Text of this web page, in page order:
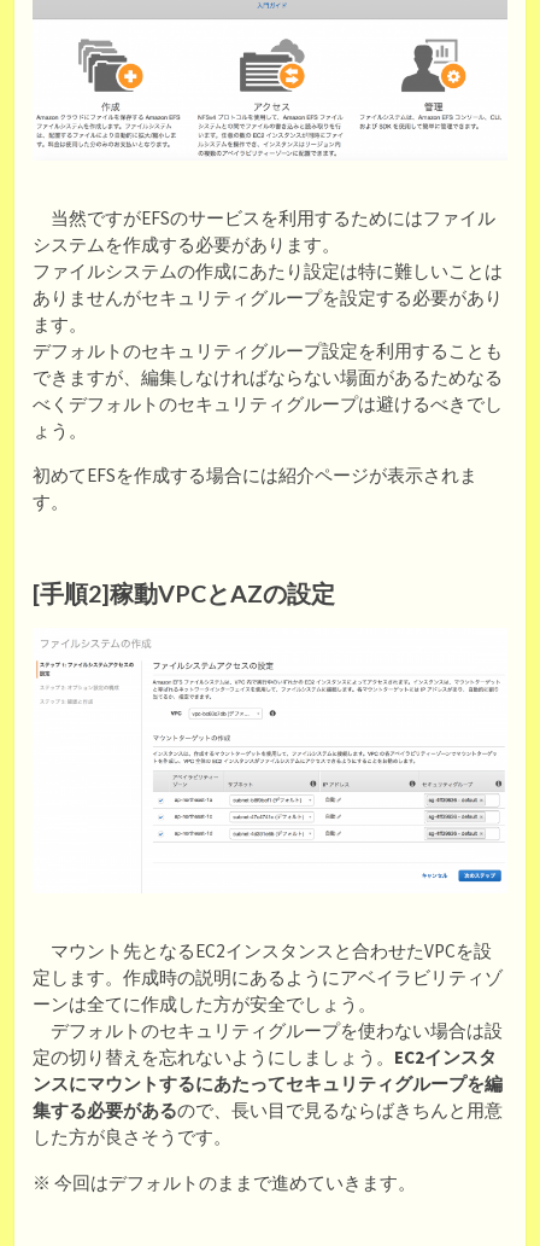
当然ですがEFSのサービスを利用するためにはファイル
システムを作成する必要があります。
ファイルシステムの作成にあたり設定は特に難しいことは
ありませんがセキュリティグループを設定する必要があり
ます。
デフォルトのセキュリティグループ設定を利用することも
できますが、編集しなければならない場面があるためなる
べくデフォルトのセキュリティグループは避けるべきでし
ょう。
初めてEFSを作成する場合には紹介ページが表示されま
す。
[手順2]稼動VPCとAZの設定
マウント先となるEC2インスタンスと合わせたVPCを設
定します。作成時の説明にあるようにアベイラビリティゾ
ーンは全てに作成した方が安全でしょう。
デフォルトのセキュリティグループを使わない場合は設
定の切り替えを忘れないようにしましょう。 EC2インスタ
ンスにマウントするにあたってセキュリティグループを編
集する必要があるので、長い目で見るならばきちんと用意
した方が良さそうです。
※ 今回はデフォルトのままで進めていきます。